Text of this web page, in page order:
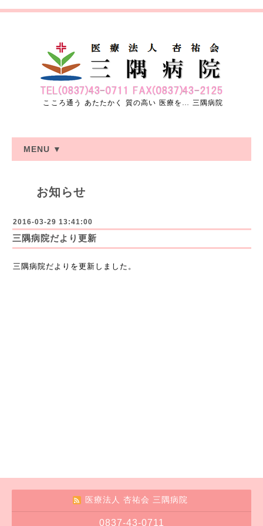
こころ通う あたたかく 質の高い 医療を… 三隅病院
MENU ▼
お知らせ
2016-03-29 13:41:00
三隅病院だより更新
三隅病院だよりを更新しました。
医療法人 杏祐会 三隅病院
0837-43-0711